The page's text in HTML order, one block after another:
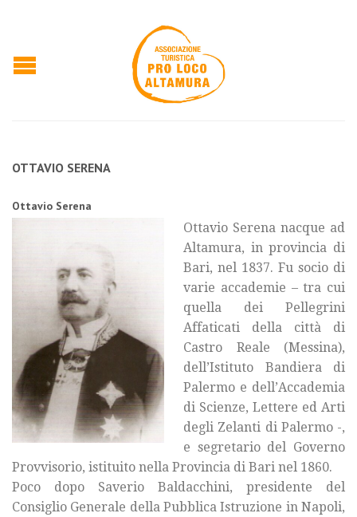
OTTAVIO SERENA
Ottavio Serena
Ottavio Serena nacque ad
Altamura, in provincia di
Bari, nel 1837. Fu socio di
varie accademie – tra cui
quella dei Pellegrini
Affaticati della città di
Castro Reale (Messina),
dell’Istituto Bandiera di
Palermo e dell’Accademia
di Scienze, Lettere ed Arti
degli Zelanti di Palermo -,
e segretario del Governo
Provvisorio, istituito nella Provincia di Bari nel 1860.
Poco dopo Saverio Baldacchini, presidente del
Consiglio Generale della Pubblica Istruzione in Napoli,